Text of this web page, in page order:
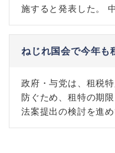
施すると発表した。
ねじれ国会で今年も
政府・与党は、租税
防ぐため、租特の期
法案提出の検討を進